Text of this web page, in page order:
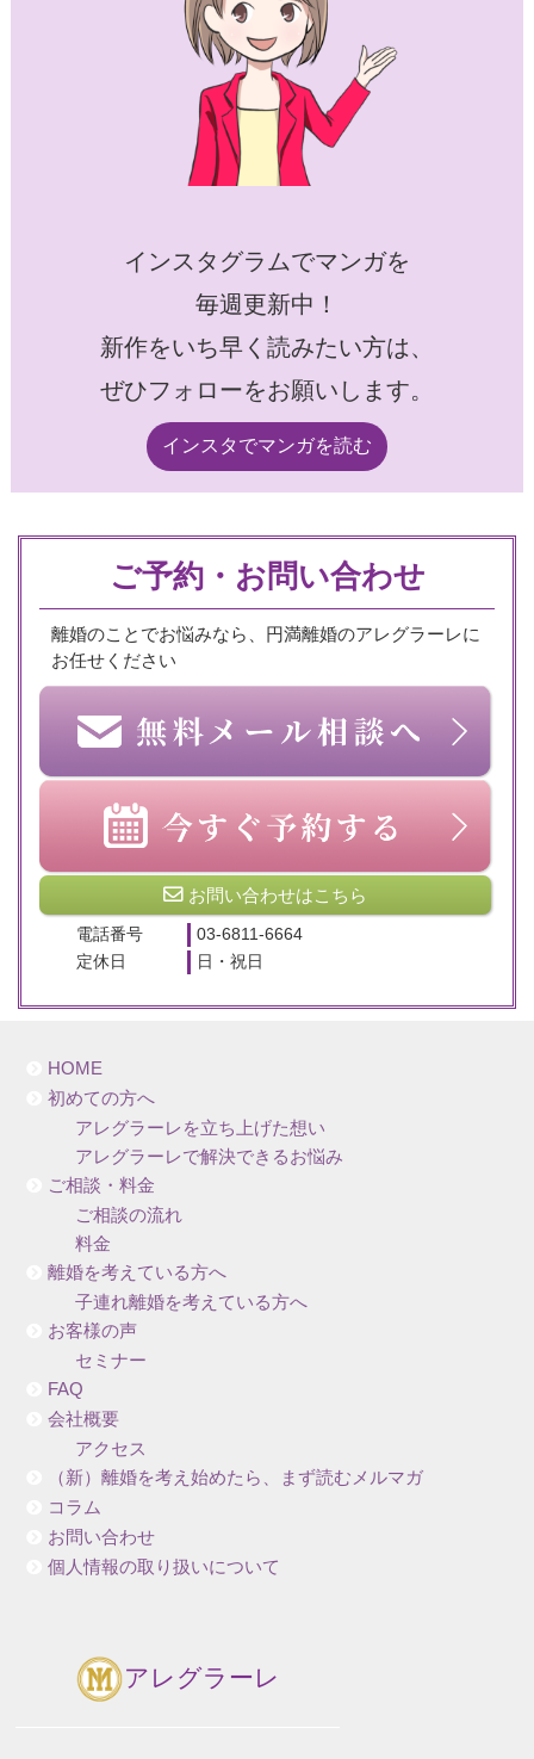
インスタグラムでマンガを
毎週更新中！
新作をいち早く読みたい方は、
ぜひフォローをお願いします。
インスタでマンガを読む
ご予約・お問い合わせ
離婚のことでお悩みなら、円満離婚のアレグラーレに
お任せください
お問い合わせはこちら
電話番号
03-6811-6664
定休日
日・祝日
HOME
初めての方へ
アレグラーレを立ち上げた想い
アレグラーレで解決できるお悩み
ご相談・料金
ご相談の流れ
料金
離婚を考えている方へ
子連れ離婚を考えている方へ
お客様の声
セミナー
FAQ
会社概要
アクセス
（新）離婚を考え始めたら、まず読むメルマガ
コラム
お問い合わせ
個人情報の取り扱いについて
アレグラーレ